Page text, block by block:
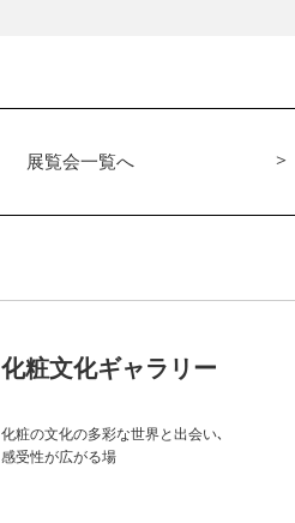
展覧会一覧へ
化粧文化ギャラリー
化粧の文化の多彩な世界と出会い､
感受性が広がる場